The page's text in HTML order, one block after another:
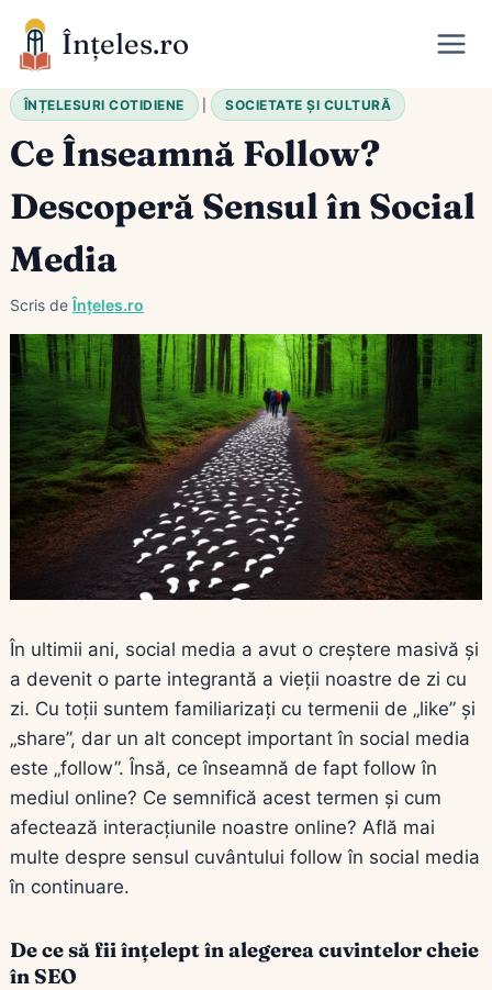
Skip
content
Înțeles.ro
ÎNȚELESURI COTIDIENE | SOCIETATE ȘI CULTURĂ
Ce Înseamnă Follow?
Descoperă Sensul în Social
Media
Scris de Înțeles.ro
În ultimii ani, social media a avut o creștere masivă și
a devenit o parte integrantă a vieții noastre de zi cu
zi. Cu toții suntem familiarizați cu termenii de „like” și
„share”, dar un alt concept important în social media
este „follow”. Însă, ce înseamnă de fapt follow în
mediul online? Ce semnifică acest termen și cum
afectează interacțiunile noastre online? Află mai
multe despre sensul cuvântului follow în social media
în continuare.
De ce să fii înțelept în alegerea cuvintelor cheie
în SEO